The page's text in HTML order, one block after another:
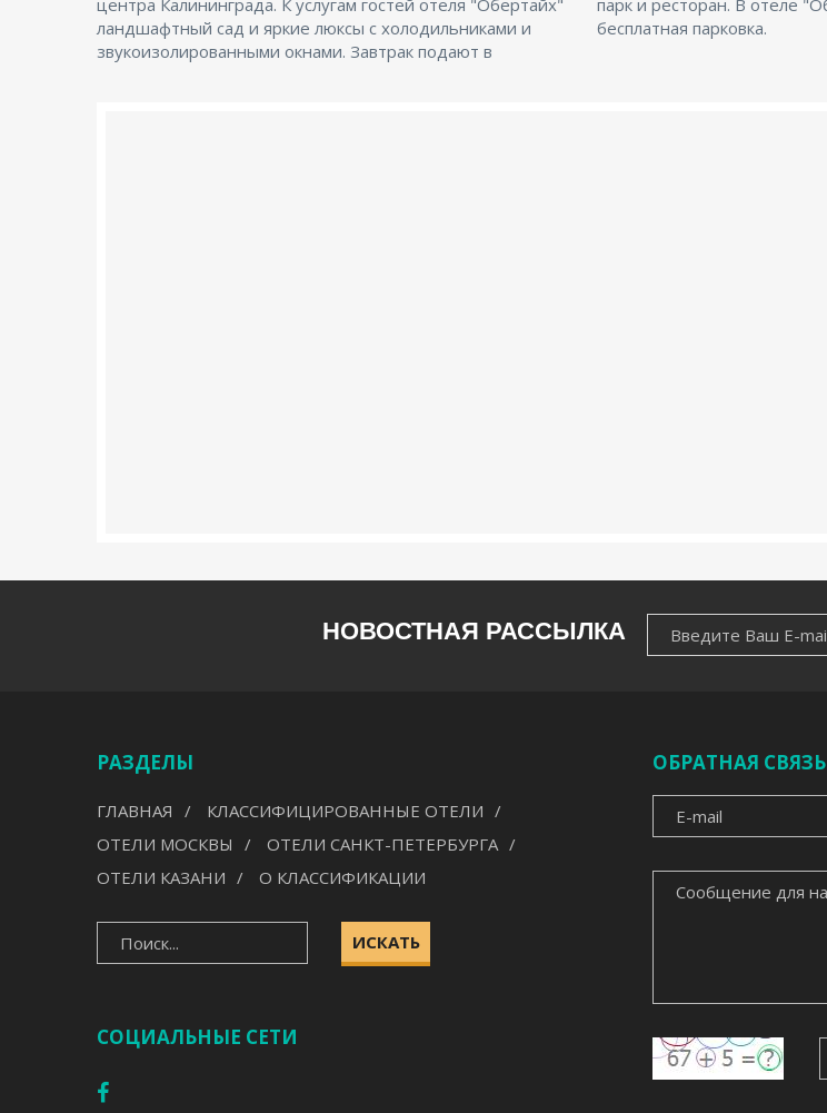
центра Калининграда. К услугам гостей отеля "Обертайх"
ландшафтный сад и яркие люксы с холодильниками и
звукоизолированными окнами. Завтрак подают в
парк и ресторан. В отеле "Обертайх" предоставляется
бесплатная парковка.
НОВОСТНАЯ РАССЫЛКА
НОВОСТНАЯ
РАССЫЛКА
РАЗДЕЛЫ
ГЛАВНАЯ
КЛАССИФИЦИРОВАННЫЕ ОТЕЛИ
ОТЕЛИ МОСКВЫ
ОТЕЛИ САНКТ-ПЕТЕРБУРГА
ОТЕЛИ КАЗАНИ
О КЛАССИФИКАЦИИ
ИСКАТЬ
СОЦИАЛЬНЫЕ СЕТИ
ОБРАТНАЯ СВЯЗЬ
E-
MAIL
СООБЩЕНИЕ
ДЛЯ